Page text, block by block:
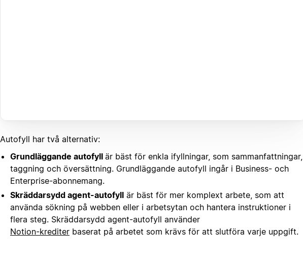
Autofyll har två alternativ:
Grundläggande autofyll är bäst för enkla ifyllningar, som sammanfattningar,
taggning och översättning. Grundläggande autofyll ingår i Business- och
Enterprise-abonnemang.
Skräddarsydd agent-autofyll är bäst för mer komplext arbete, som att
använda sökning på webben eller i arbetsytan och hantera instruktioner i
flera steg. Skräddarsydd agent-autofyll använder
Notion-krediter baserat på arbetet som krävs för att slutföra varje uppgift.